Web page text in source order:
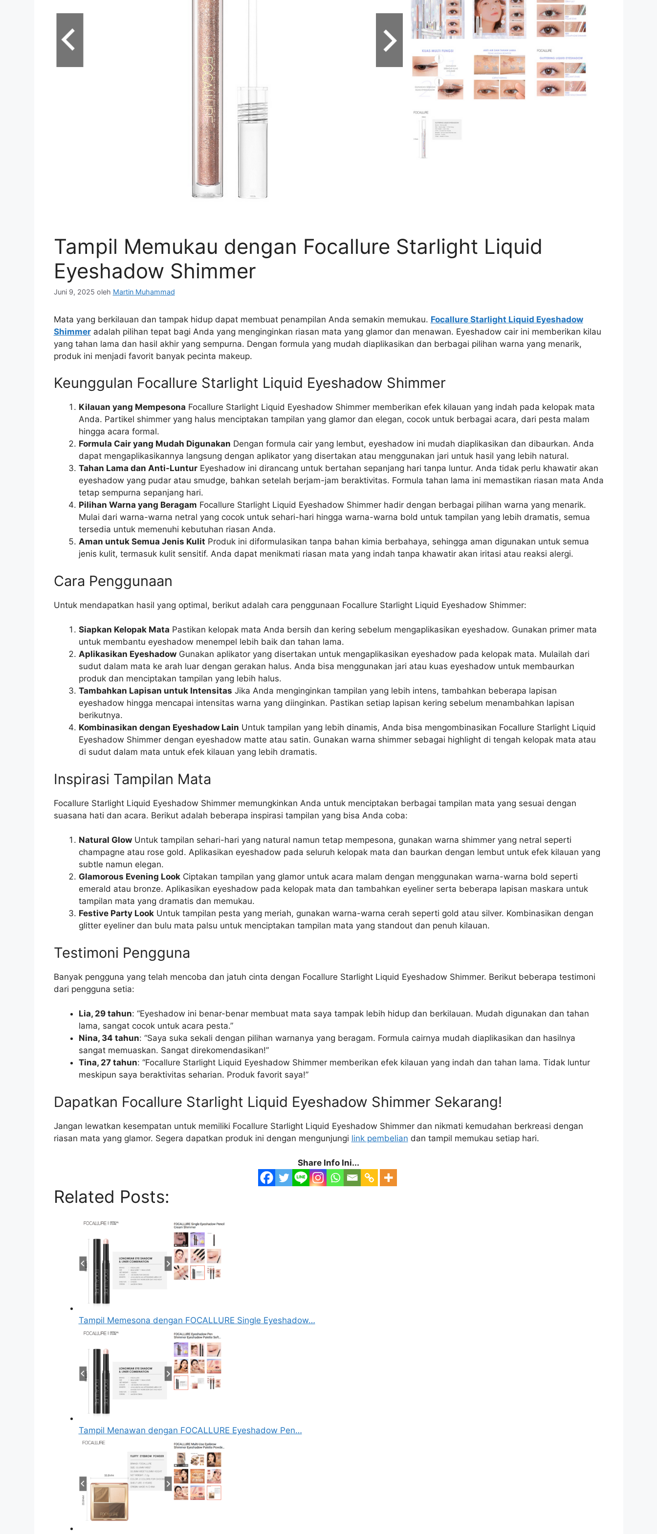
Tampil Memukau dengan Focallure Starlight Liquid
Eyeshadow Shimmer
Juni 9, 2025 oleh Martin Muhammad
Mata yang berkilauan dan tampak hidup dapat membuat penampilan Anda semakin memukau. Focallure Starlight Liquid Eyeshadow
Shimmeradalah pilihan tepat bagi Anda yang menginginkan riasan mata yang glamor dan menawan. Eyeshadow cair ini memberikan kilau
yang tahan lama dan hasil akhir yang sempurna. Dengan formula yang mudah diaplikasikan dan berbagai pilihan warna yang menarik,
produk ini menjadi favorit banyak pecinta makeup.
Keunggulan Focallure Starlight Liquid Eyeshadow Shimmer
Kilauan yang Mempesona Focallure Starlight Liquid Eyeshadow Shimmer memberikan efek kilauan yang indah pada kelopak mata
Anda. Partikel shimmer yang halus menciptakan tampilan yang glamor dan elegan, cocok untuk berbagai acara, dari pesta malam
hingga acara formal.
Formula Cair yang Mudah Digunakan Dengan formula cair yang lembut, eyeshadow ini mudah diaplikasikan dan dibaurkan. Anda
dapat mengaplikasikannya langsung dengan aplikator yang disertakan atau menggunakan jari untuk hasil yang lebih natural.
Tahan Lama dan Anti-LunturEyeshadow ini dirancang untuk bertahan sepanjang hari tanpa luntur. Anda tidak perlu khawatir akan
eyeshadow yang pudar atau smudge, bahkan setelah berjam-jam beraktivitas. Formula tahan lama ini memastikan riasan mata Anda
tetap sempurna sepanjang hari.
Pilihan Warna yang Beragam Focallure Starlight Liquid Eyeshadow Shimmer hadir dengan berbagai pilihan warna yang menarik.
Mulai dari warna-warna netral yang cocok untuk sehari-hari hingga warna-warna bold untuk tampilan yang lebih dramatis, semua
tersedia untuk memenuhi kebutuhan riasan Anda.
Aman untuk Semua Jenis Kulit Produk ini diformulasikan tanpa bahan kimia berbahaya, sehingga aman digunakan untuk semua
jenis kulit, termasuk kulit sensitif. Anda dapat menikmati riasan mata yang indah tanpa khawatir akan iritasi atau reaksi alergi.
Cara Penggunaan
Untuk mendapatkan hasil yang optimal, berikut adalah cara penggunaan Focallure Starlight Liquid Eyeshadow Shimmer:
Siapkan Kelopak Mata Pastikan kelopak mata Anda bersih dan kering sebelum mengaplikasikan eyeshadow. Gunakan primer mata
untuk membantu eyeshadow menempel lebih baik dan tahan lama.
Aplikasikan EyeshadowGunakan aplikator yang disertakan untuk mengaplikasikan eyeshadow pada kelopak mata. Mulailah dari
sudut dalam mata ke arah luar dengan gerakan halus. Anda bisa menggunakan jari atau kuas eyeshadow untuk membaurkan
produk dan menciptakan tampilan yang lebih halus.
Tambahkan Lapisan untuk Intensitas Jika Anda menginginkan tampilan yang lebih intens, tambahkan beberapa lapisan
eyeshadow hingga mencapai intensitas warna yang diinginkan. Pastikan setiap lapisan kering sebelum menambahkan lapisan
berikutnya.
Kombinasikan dengan Eyeshadow Lain Untuk tampilan yang lebih dinamis, Anda bisa mengombinasikan Focallure Starlight Liquid
Eyeshadow Shimmer dengan eyeshadow matte atau satin. Gunakan warna shimmer sebagai highlight di tengah kelopak mata atau
di sudut dalam mata untuk efek kilauan yang lebih dramatis.
Inspirasi Tampilan Mata
Focallure Starlight Liquid Eyeshadow Shimmer memungkinkan Anda untuk menciptakan berbagai tampilan mata yang sesuai dengan
suasana hati dan acara. Berikut adalah beberapa inspirasi tampilan yang bisa Anda coba:
Natural GlowUntuk tampilan sehari-hari yang natural namun tetap mempesona, gunakan warna shimmer yang netral seperti
champagne atau rose gold. Aplikasikan eyeshadow pada seluruh kelopak mata dan baurkan dengan lembut untuk efek kilauan yang
subtle namun elegan.
Glamorous Evening LookCiptakan tampilan yang glamor untuk acara malam dengan menggunakan warna-warna bold seperti
emerald atau bronze. Aplikasikan eyeshadow pada kelopak mata dan tambahkan eyeliner serta beberapa lapisan maskara untuk
tampilan mata yang dramatis dan memukau.
Festive Party LookUntuk tampilan pesta yang meriah, gunakan warna-warna cerah seperti gold atau silver. Kombinasikan dengan
glitter eyeliner dan bulu mata palsu untuk menciptakan tampilan mata yang standout dan penuh kilauan.
Testimoni Pengguna
Banyak pengguna yang telah mencoba dan jatuh cinta dengan Focallure Starlight Liquid Eyeshadow Shimmer. Berikut beberapa testimoni
dari pengguna setia:
Lia, 29 tahun: “Eyeshadow ini benar-benar membuat mata saya tampak lebih hidup dan berkilauan. Mudah digunakan dan tahan
lama, sangat cocok untuk acara pesta.”
Nina, 34 tahun: “Saya suka sekali dengan pilihan warnanya yang beragam. Formula cairnya mudah diaplikasikan dan hasilnya
sangat memuaskan. Sangat direkomendasikan!”
Tina, 27 tahun: “Focallure Starlight Liquid Eyeshadow Shimmer memberikan efek kilauan yang indah dan tahan lama. Tidak luntur
meskipun saya beraktivitas seharian. Produk favorit saya!”
Dapatkan Focallure Starlight Liquid Eyeshadow Shimmer Sekarang!
Jangan lewatkan kesempatan untuk memiliki Focallure Starlight Liquid Eyeshadow Shimmer dan nikmati kemudahan berkreasi dengan
riasan mata yang glamor. Segera dapatkan produk ini dengan mengunjungi link pembelian dan tampil memukau setiap hari.
Share Info Ini...
Related Posts:
Tampil Memesona dengan FOCALLURE Single Eyeshadow…
Tampil Menawan dengan FOCALLURE Eyeshadow Pen…